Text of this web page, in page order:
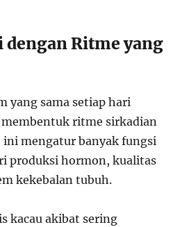
dengan Ritme yang
yang sama setiap hari
ritme sirkadian
ini mengatur banyak fungsi
produksi hormon, kualitas
kekebalan tubuh.
kacau akibat sering